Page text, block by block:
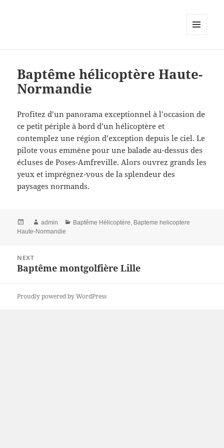
Baptême hélicoptère Haute-
Normandie
Profitez d’un panorama exceptionnel à l’occasion de
ce petit périple à bord d’un hélicoptère et
contemplez une région d’exception depuis le ciel. Le
pilote vous emmène pour une balade au-dessus des
écluses de Poses-Amfreville. Alors ouvrez grands les
yeux et imprégnez-vous de la splendeur des
paysages normands.
Posted
on
Author
admin Categories
Baptême Hélicoptère, Bapteme helicoptere
Haute-Normandie
navigation
NEXT
Next
Baptême montgolfière Lille
Proudly powered by WordPress